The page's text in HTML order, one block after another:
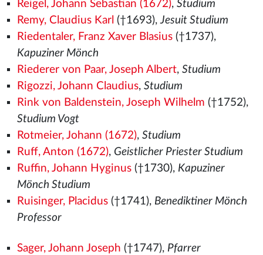
Reigel, Johann Sebastian (1672), Studium
Remy, Claudius Karl (†1693),Jesuit Studium
Riedentaler, Franz Xaver Blasius(†1737),
Kapuziner Mönch
Riederer von Paar, Joseph Albert, Studium
Rigozzi, Johann Claudius, Studium
Rink von Baldenstein, Joseph Wilhelm (†1752),
Studium Vogt
Rotmeier, Johann (1672), Studium
Ruff, Anton (1672), Geistlicher Priester Studium
Ruffin, Johann Hyginus(†1730), Kapuziner
Mönch Studium
Ruisinger, Placidus(†1741), Benediktiner Mönch
Professor
Sager, Johann Joseph (†1747), Pfarrer